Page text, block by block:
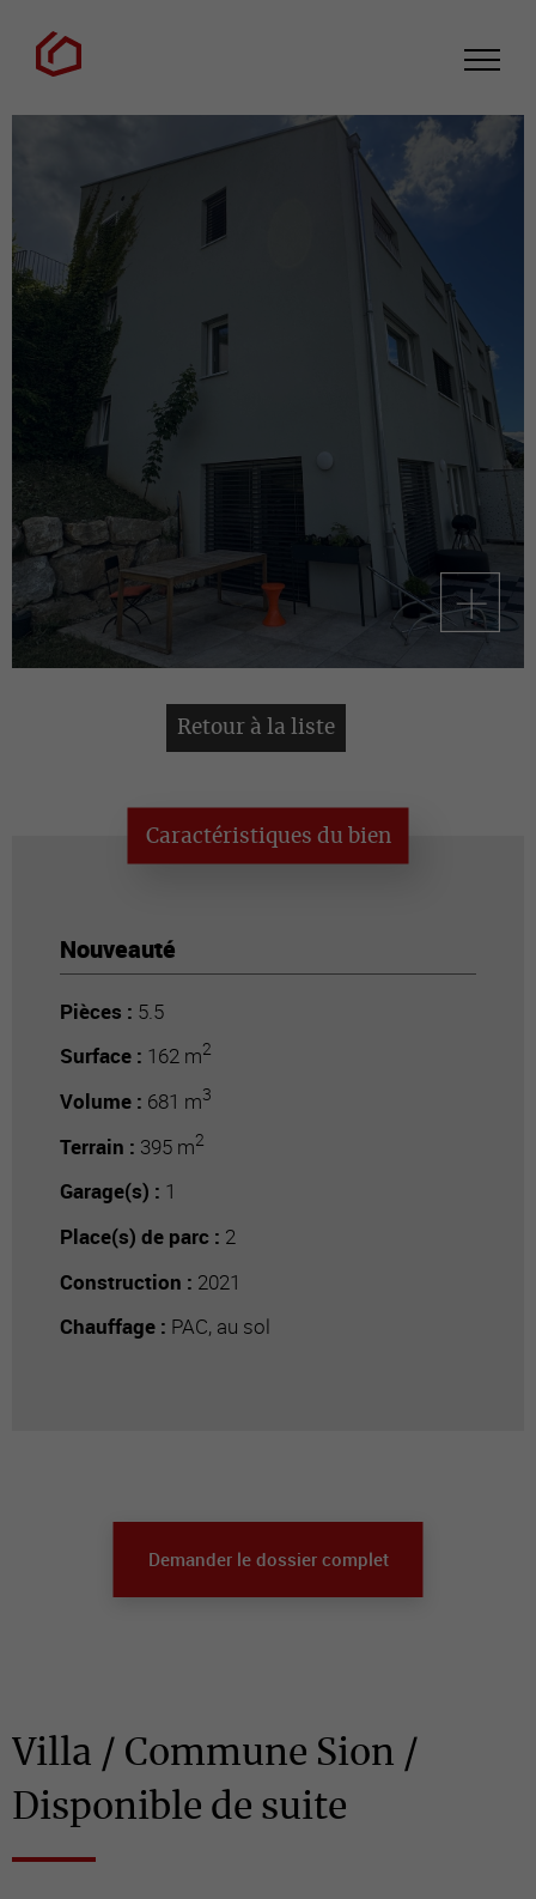
Retour à la liste
Caractéristiques du bien
Nouveauté
Pièces : 5.5
Surface : 162 m2
Volume : 681 m3
Terrain : 395 m2
Garage(s) : 1
Place(s) de parc : 2
Construction : 2021
Chauffage : PAC, au sol
Villa / Commune Sion /
Disponible de suite
Demander le dossier complet